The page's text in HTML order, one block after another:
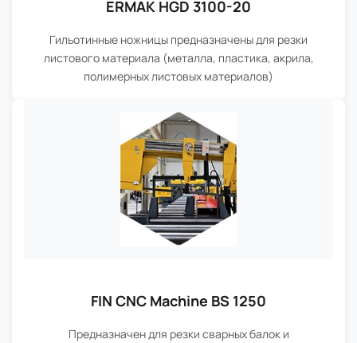
ERMAK HGD 3100-20
Гильотинные ножницы предназначены для резки
листового материала (металла, пластика, акрила,
полимерных листовых материалов)
FIN CNC Machine BS 1250
Предназначен для резки сварных балок и